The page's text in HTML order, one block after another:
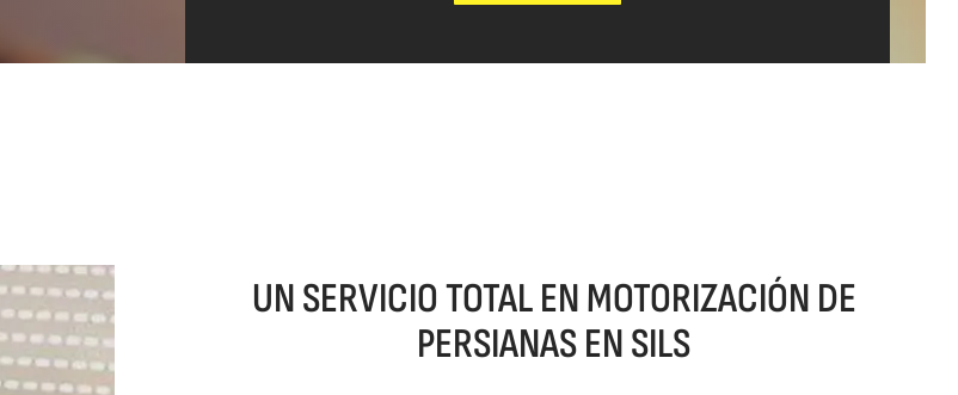
UN SERVICIO TOTAL EN MOTORIZACIÓN DE
PERSIANAS EN SILS